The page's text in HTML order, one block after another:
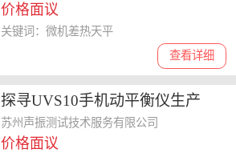
价格面议
查看详细
关键词：微机差热天平
探寻UVS10手机动平衡仪生产
厂，哪家能提供云计算方案又售
后好
苏州声振测试技术服务有限公司
价格面议